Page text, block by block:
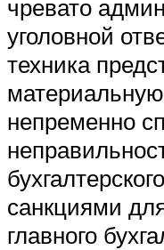
чревато
уголовной
техника
непременно
санкциями
главного